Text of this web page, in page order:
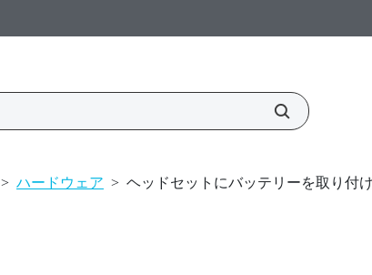
> ハードウェア > ヘッドセットにバッテリーを取り付